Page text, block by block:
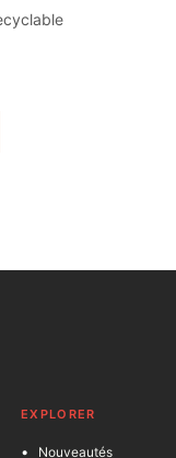
EXPLORER
Nouveautés